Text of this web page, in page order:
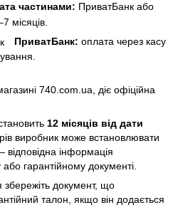
частинами: ПриватБанк або
місяців.
ПриватБанк: оплата через касу
740.com.ua, діє офіційна
12 місяців від дати
виробник може встановлювати
інформація
гарантійному документі.
збережіть документ, що
талон, якщо він додається